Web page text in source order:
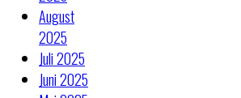
August
2025
Juli 2025
Juni 2025